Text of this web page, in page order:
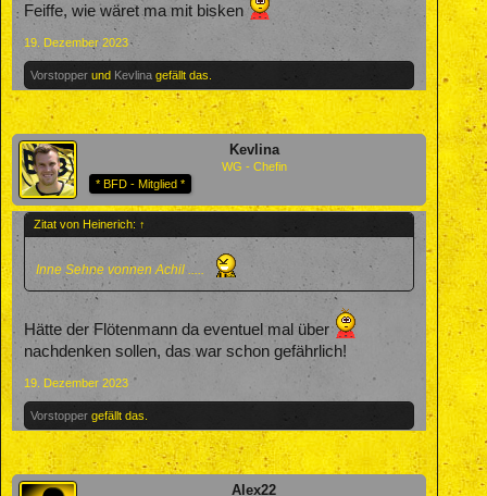
Feiffe, wie wäret ma mit bisken
19. Dezember 2023
Vorstopper und Kevlina gefällt das.
Kevlina
WG - Chefin
* BFD - Mitglied *
Zitat von Heinerich: ↑
Inne Sehne vonnen Achil .....
Hätte der Flötenmann da eventuel mal über
nachdenken sollen, das war schon gefährlich!
19. Dezember 2023
Vorstopper gefällt das.
Alex22